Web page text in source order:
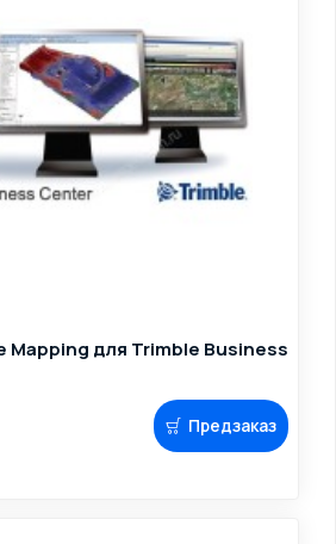
Mapping для Trimble Business
Предзаказ